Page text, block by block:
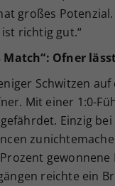
großes
richtig gut.“
Match“: Ofner
Schwitzen
Mit einer 1:0-
Einzig
reichte ein